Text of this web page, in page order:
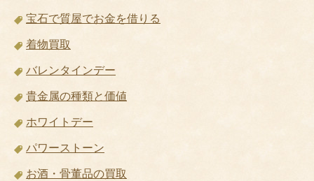
宝石で質屋でお金を借りる
着物買取
バレンタインデー
貴金属の種類と価値
ホワイトデー
パワーストーン
お酒・骨董品の買取